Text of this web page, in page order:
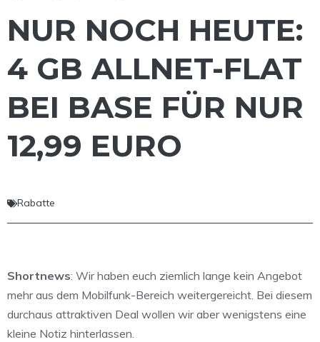
NUR NOCH HEUTE:
4 GB ALLNET-FLAT
BEI BASE FÜR NUR
12,99 EURO
Rabatte
Shortnews: Wir haben euch ziemlich lange kein Angebot
mehr aus dem Mobilfunk-Bereich weitergereicht. Bei diesem
durchaus attraktiven Deal wollen wir aber wenigstens eine
kleine Notiz hinterlassen.